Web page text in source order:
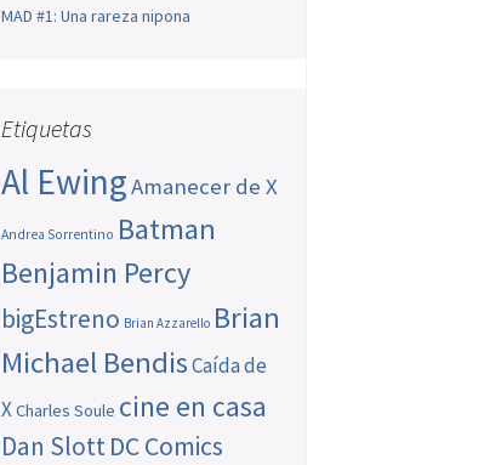
MAD #1: Una rareza nipona
Etiquetas
Al EwingAmanecer de X
Andrea Sorrentino Batman
Benjamin Percy
bigEstreno Brian Azzarello Brian
Michael BendisCaída de
XCharles Soule cine en casa
Dan SlottDC Comics